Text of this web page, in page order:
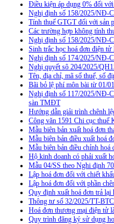
Điều kiện áp dụng 0% đối
Nghị định số 158/2025/NĐ-
Tính thuế GTGT đối với sản
Các trường hợp không tính
Nghị định số 158/2025/NĐ-
Sinh trắc học hoá đơn điện
Nghị định số 174/2025/NĐ-
Nghị quyết sô 204/2025/
Tên, địa chỉ, mã số thuế, số
Bãi bỏ lệ phí môn bài từ 01/
Nghị định số 117/2025/NĐ-
sàn TMĐT
Hướng dẫn giải trình chênh
Công văn 1591 Chi cục
Mẫu biên bản xuất hoá đơn
Mẫu biên bản điều xuất hoá
Mẫu biên bản điều chỉnh hoá
Hộ kinh doanh có phải xuất
Mẫu 04/SS theo Nghi định
Lập hoá đơn đối với chiết
Lập hoá đơn đối với phần
Quy định xuất hoá đơn trả lại
Thông tư số 32/2025/TT-
Hoá đơn thương mại điện tử
Quy trình đăng ký sử dụng